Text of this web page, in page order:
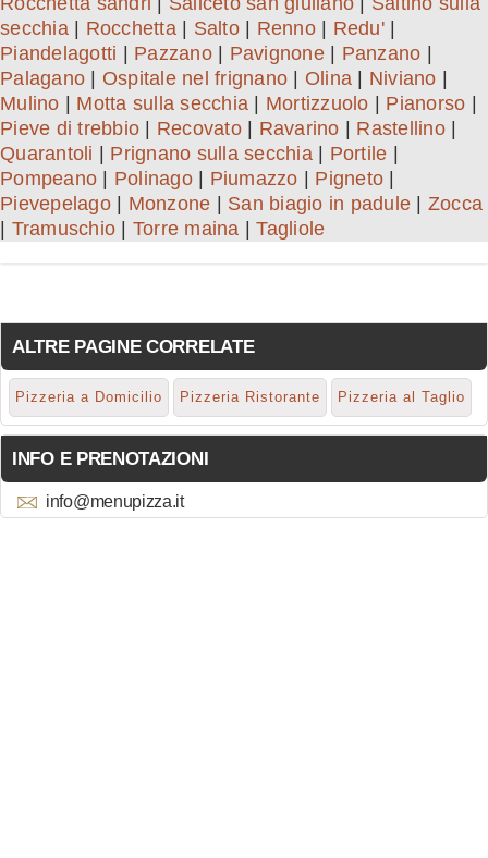
secchia| Rocchetta| Salto| Renno| Redu'|
Piandelagotti
Pazzano| Pavignone| Panzano
Palagano
Ospitale nel frignano Olina Niviano
Mulino
Motta sulla secchia Mortizzuolo Pianorso
Pieve di trebbio
Recovato| Ravarino Rastellino|
Quarantoli
Prignano sulla secchia| Portile
Pompeano
Polinago| Piumazzo Pigneto
Pievepelago| Monzone San biagio in padule
Zocca
Tramuschio Torre maina |Tagliole
ALTRE PAGINE CORRELATE
Pizzeria a Domicilio Pizzeria Ristorante Pizzeria al Taglio
INFO E PRENOTAZIONI
info@menupizza.it